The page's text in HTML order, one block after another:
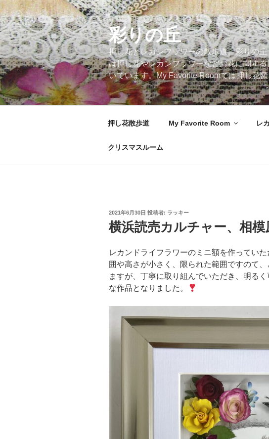
コ
ン
テ
ン
ツ
へ
ス
キ
ッ
彩りの丘
押し花とレカンフラワーの散歩道。彩りの
は押し花やレカンフラワーなどお花に関す
いています。My Favorite Roomでは押し花
押し花散歩道 My Favorite Room レ
クリスマスルーム
投
稿
日:
2021年6月30日 投稿者: ラッキー
横浜読売カルチャー、相
レカンドライフラワーのミニ額を作ってい
囲や高さが小さく、限られた範囲ですのて
ますが、丁寧に取り組んでいただき、明る
な作品となりました。